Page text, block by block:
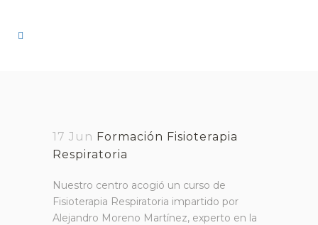
17 Jun Formación Fisioterapia
Respiratoria
Nuestro centro acogió un curso de
Fisioterapia Respiratoria impartido por
Alejandro Moreno Martínez, experto en la